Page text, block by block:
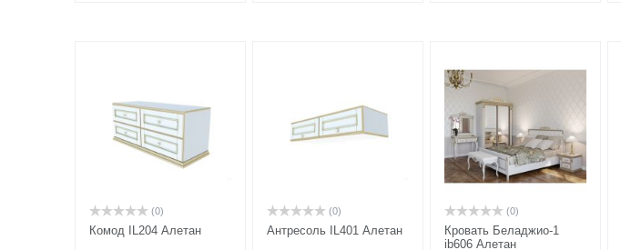
(0)
Комод IL204 Алетан
(0)
Антресоль IL401 Алетан
(0)
Кровать Беладжио-1
ib606 Алетан